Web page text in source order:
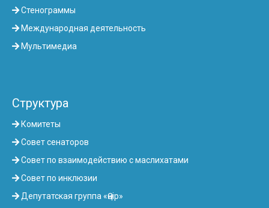
Стенограммы
Международная деятельность
Мультимедиа
Структура
Комитеты
Совет сенаторов
Совет по взаимодействию с маслихатами
Совет по инклюзии
Депутатская группа «Өңір»